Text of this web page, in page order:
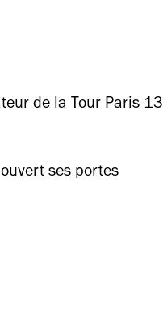
de la Tour Paris 13
ses portes